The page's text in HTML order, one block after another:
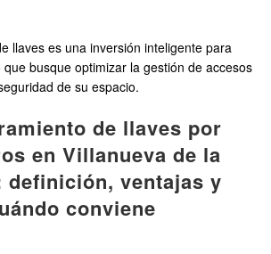
llaves es una inversión inteligente para
busque optimizar la gestión de accesos
de su espacio.
de llaves por
en Villanueva de la
definición, ventajas y
conviene